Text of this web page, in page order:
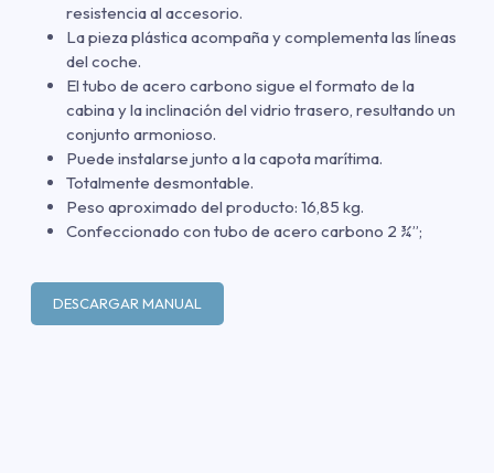
resistencia al accesorio.
La pieza plástica acompaña y complementa las líneas
del coche.
El tubo de acero carbono sigue el formato de la
cabina y la inclinación del vidrio trasero, resultando un
conjunto armonioso.
Puede instalarse junto a la capota marítima.
Totalmente desmontable.
Peso aproximado del producto: 16,85 kg.
Confeccionado con tubo de acero carbono 2 ¾”;
DESCARGAR MANUAL